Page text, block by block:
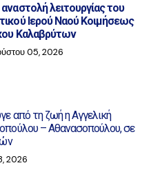
λειτουργίας του
Ιερού Ναού Κοιμήσεως
Καλαβρύτων
05, 2026
από τη ζωή η Αγγελική
– Αθανασοπούλου, σε
2026